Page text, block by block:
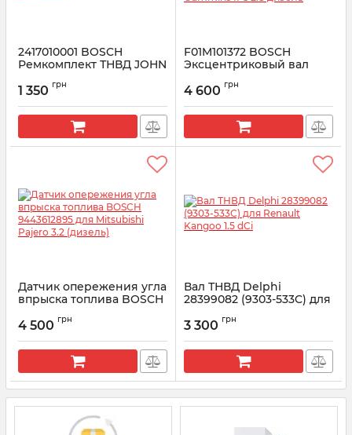
2417010001 BOSCH
Ремкомплект ТНВД JOHN
Артикул:
1 350 грн
F01M101372 BOSCH
Эксцентриковый вал
Бизнес дв. Cummins IFS
Артикул: F01M101372
4 600 грн
Датчик опережения угла
впрыска топлива BOSCH
Mitsubishi Pajero 3.2
Артикул: 9443612895
4 500 грн
Вал ТНВД Delphi
28399082 (9303-533C) для
Артикул: 28399082
3 300 грн